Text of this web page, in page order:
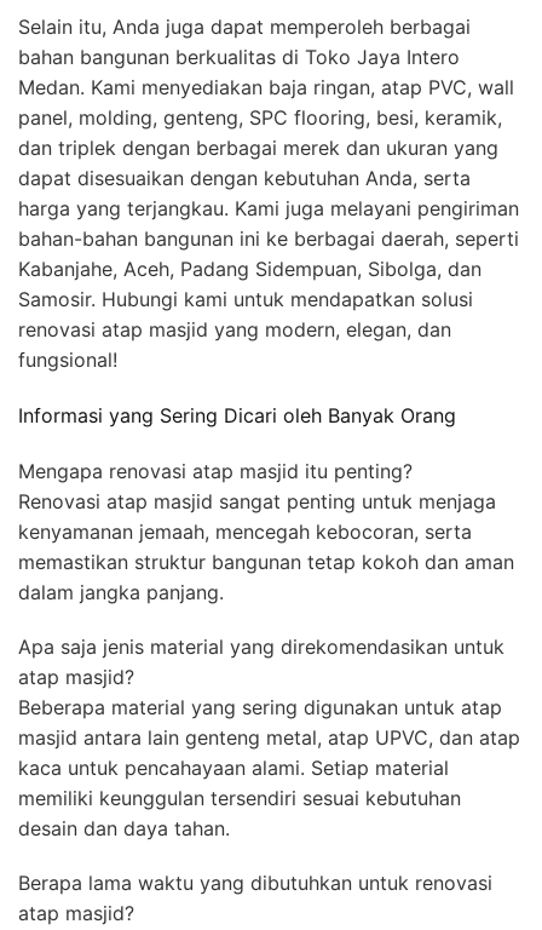
Selain itu, Anda juga dapat memperoleh berbagai
bahan bangunan berkualitas di Toko Jaya Intero
Medan. Kami menyediakan baja ringan, atap PVC, wall
panel, molding, genteng, SPC flooring, besi, keramik,
dan triplek dengan berbagai merek dan ukuran yang
dapat disesuaikan dengan kebutuhan Anda, serta
harga yang terjangkau. Kami juga melayani pengiriman
bahan-bahan bangunan ini ke berbagai daerah, seperti
Kabanjahe, Aceh, Padang Sidempuan, Sibolga, dan
Samosir. Hubungi kami untuk mendapatkan solusi
renovasi atap masjid yang modern, elegan, dan
fungsional!
Informasi yang Sering Dicari oleh Banyak Orang
Mengapa renovasi atap masjid itu penting?
Renovasi atap masjid sangat penting untuk menjaga
kenyamanan jemaah, mencegah kebocoran, serta
memastikan struktur bangunan tetap kokoh dan aman
dalam jangka panjang.
Apa saja jenis material yang direkomendasikan untuk
atap masjid?
Beberapa material yang sering digunakan untuk atap
masjid antara lain genteng metal, atap UPVC, dan atap
kaca untuk pencahayaan alami. Setiap material
memiliki keunggulan tersendiri sesuai kebutuhan
desain dan daya tahan.
Berapa lama waktu yang dibutuhkan untuk renovasi
atap masjid?